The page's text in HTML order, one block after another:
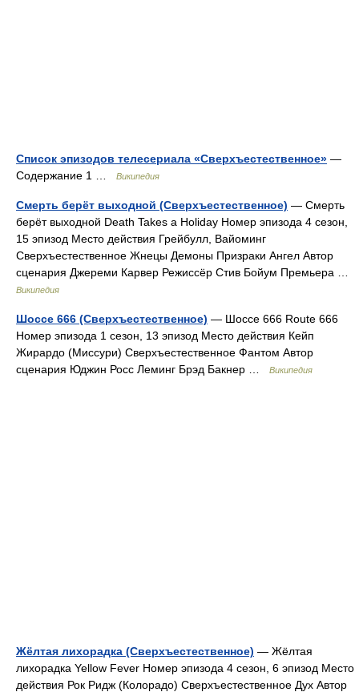
Список эпизодов телесериала «Сверхъестественное» —
Содержание 1 …
Википедия
Смерть берёт выходной (Сверхъестественное) — Смерть
берёт выходной Death Takes a Holiday Номер эпизода 4 сезон,
15 эпизод Место действия Грейбулл, Вайоминг
Сверхъестественное Жнецы Демоны Призраки Ангел Автор
сценария Джереми Карвер Режиссёр Стив Бойум Премьера …
Википедия
Шоссе 666 (Сверхъестественное) — Шоссе 666 Route 666
Номер эпизода 1 сезон, 13 эпизод Место действия Кейп
Жирардо (Миссури) Сверхъестественное Фантом Автор
сценария Юджин Росс Леминг Брэд Бакнер …
Википедия
Жёлтая лихорадка (Сверхъестественное) — Жёлтая
лихорадка Yellow Fever Номер эпизода 4 сезон, 6 эпизод Место
действия Рок Ридж (Колорадо) Сверхъестественное Дух Автор